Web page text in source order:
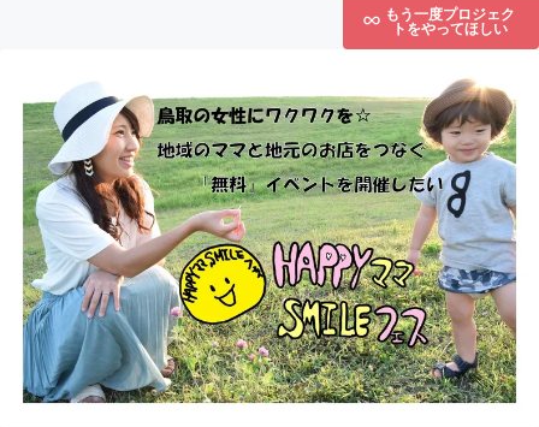
もう一度プロジェク
トをやってほしい